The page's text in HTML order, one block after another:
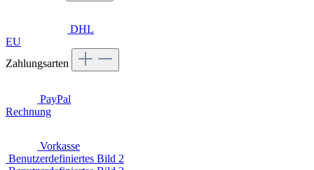
DHL
EU
Zahlungsarten
PayPal
Rechnung
Vorkasse
Benutzerdefiniertes Bild 2